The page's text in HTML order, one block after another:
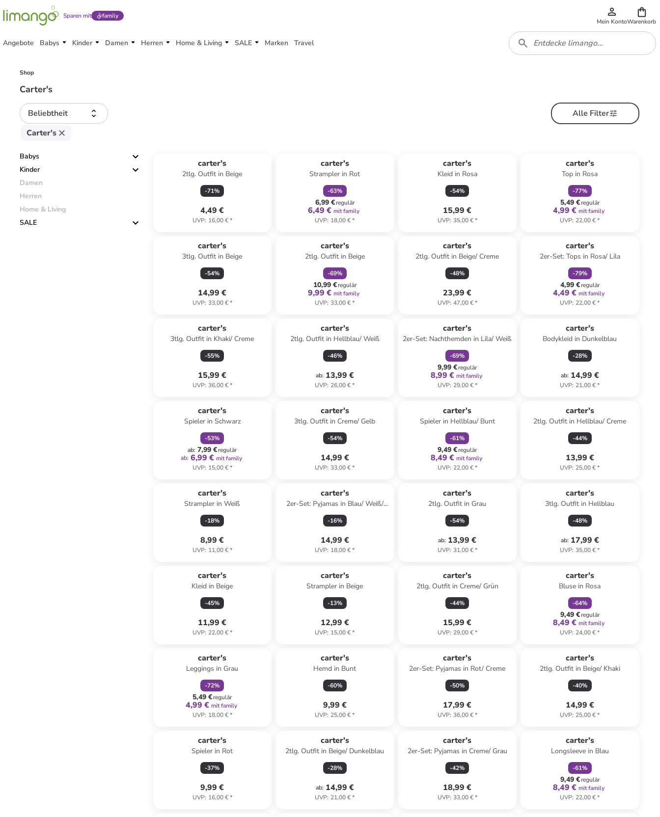
Sparen mit family
Mein KontoWarenkorb
Angebote Babys Kinder Damen Herren Home & Living SALE Marken Travel
Shop
Carter's
Beliebtheit
Alle Filter
Carter's
Babys
Kinder
Damen
Herren
Home & Living
SALE
carter's
2tlg. Outfit in Beige
-71%
4,49 €
UVP: 16,00 €*
carter's
Strampler in Rot
-63%
6,99 €regulär
6,49 € mit family
UVP: 18,00 €*
carter's
Kleid in Rosa
-54%
15,99 €
UVP: 35,00 €*
carter's
Top in Rosa
-77%
5,49 €regulär
4,99 € mit family
UVP: 22,00 €*
carter's
3tlg. Outfit in Beige
-54%
14,99 €
UVP: 33,00 €*
carter's
2tlg. Outfit in Beige
-69%
10,99 €regulär
9,99 € mit family
UVP: 33,00 €*
carter's
2tlg. Outfit in Beige/ Creme
-48%
23,99 €
UVP: 47,00 €*
carter's
2er-Set: Tops in Rosa/ Lila
-79%
4,99 €regulär
4,49 € mit family
UVP: 22,00 €*
carter's
3tlg. Outfit in Khaki/ Creme
-55%
15,99 €
UVP: 36,00 €*
carter's
2tlg. Outfit in Hellblau/ Weiß
-46%
ab: 13,99 €
UVP: 26,00 €*
carter's
2er-Set: Nachthemden in Lila/ Weiß
-69%
9,99 €regulär
8,99 € mit family
UVP: 29,00 €*
carter's
Bodykleid in Dunkelblau
-28%
ab: 14,99 €
UVP: 21,00 €*
carter's
Spieler in Schwarz
-53%
ab: 7,99 €regulär
ab: 6,99 € mit family
UVP: 15,00 €*
carter's
3tlg. Outfit in Creme/ Gelb
-54%
14,99 €
UVP: 33,00 €*
carter's
Spieler in Hellblau/ Bunt
-61%
9,49 €regulär
8,49 € mit family
UVP: 22,00 €*
carter's
2tlg. Outfit in Hellblau/ Creme
-44%
13,99 €
UVP: 25,00 €*
carter's
Strampler in Weiß
-18%
8,99 €
UVP: 11,00 €*
carter's
2er-Set: Pyjamas in Blau/ Weiß/
Bunt
-16%
14,99 €
UVP: 18,00 €*
carter's
2tlg. Outfit in Grau
-54%
ab: 13,99 €
UVP: 31,00 €*
carter's
3tlg. Outfit in Hellblau
-48%
ab: 17,99 €
UVP: 35,00 €*
carter's
Kleid in Beige
-45%
11,99 €
UVP: 22,00 €*
carter's
Strampler in Beige
-13%
12,99 €
UVP: 15,00 €*
carter's
2tlg. Outfit in Creme/ Grün
-44%
15,99 €
UVP: 29,00 €*
carter's
Bluse in Rosa
-64%
9,49 €regulär
8,49 € mit family
UVP: 24,00 €*
carter's
Leggings in Grau
-72%
5,49 €regulär
4,99 € mit family
UVP: 18,00 €*
carter's
Hemd in Bunt
-60%
9,99 €
UVP: 25,00 €*
carter's
2er-Set: Pyjamas in Rot/ Creme
-50%
17,99 €
UVP: 36,00 €*
carter's
2tlg. Outfit in Beige/ Khaki
-40%
14,99 €
UVP: 25,00 €*
carter's
Spieler in Rot
-37%
9,99 €
UVP: 16,00 €*
carter's
2tlg. Outfit in Beige/ Dunkelblau
-28%
ab: 14,99 €
UVP: 21,00 €*
carter's
2er-Set: Pyjamas in Creme/ Grau
-42%
18,99 €
UVP: 33,00 €*
carter's
Longsleeve in Blau
-61%
9,49 €regulär
8,49 € mit family
UVP: 22,00 €*